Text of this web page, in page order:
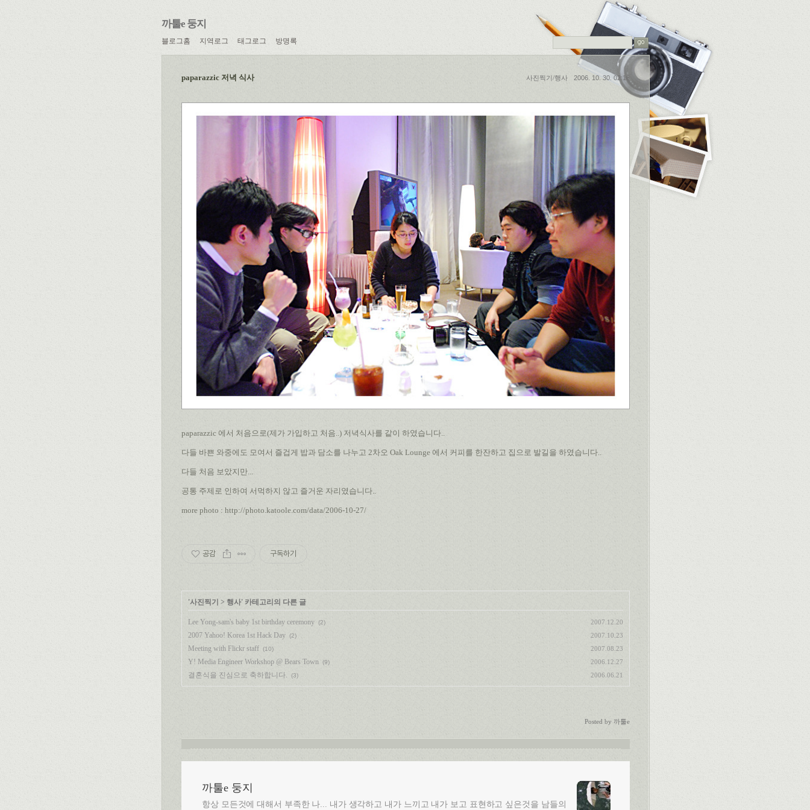
까툴e 둥지
블로그홈 지역로그 태그로그 방명록
paparazzic 저녁 식사 사진찍기/행사 2006. 10. 30. 02:16
paparazzic 에서 처음으로(제가 가입하고 처음..) 저녁식사를 같이 하였습니다..
다들 바쁜 와중에도 모여서 즐겁게 밥과 담소를 나누고 2차오 Oak Lounge 에서 커피를 한잔하고 집으로 발길을 하였습니다..
다들 처음 보았지만...
공통 주제로 인하여 서먹하지 않고 즐거운 자리였습니다..
more photo : http://photo.katoole.com/data/2006-10-27/
공감 구독하기
'사진찍기 > 행사' 카테고리의 다른 글
Lee Yong-sam's baby 1st birthday ceremony (2) 2007.12.20
2007 Yahoo! Korea 1st Hack Day (2) 2007.10.23
Meeting with Flickr staff (10) 2007.08.23
Y! Media Engineer Workshop @ Bears Town (9) 2006.12.27
결혼식을 진심으로 축하합니다. (3) 2006.06.21
Posted by 까툴e
까툴e 둥지
항상 모든것에 대해서 부족한 나... 내가 생각하고 내가 느끼고 내가 보고 표현하고 싶은것을 남들의